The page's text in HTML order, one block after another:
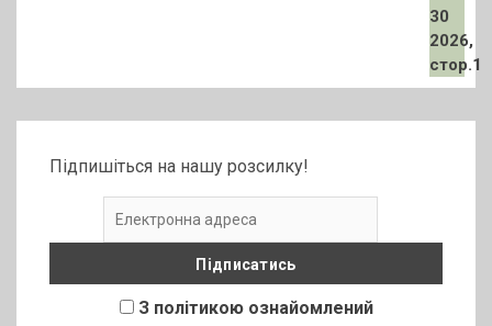
Підпишіться на нашу розсилку!
З політикою ознайомлений